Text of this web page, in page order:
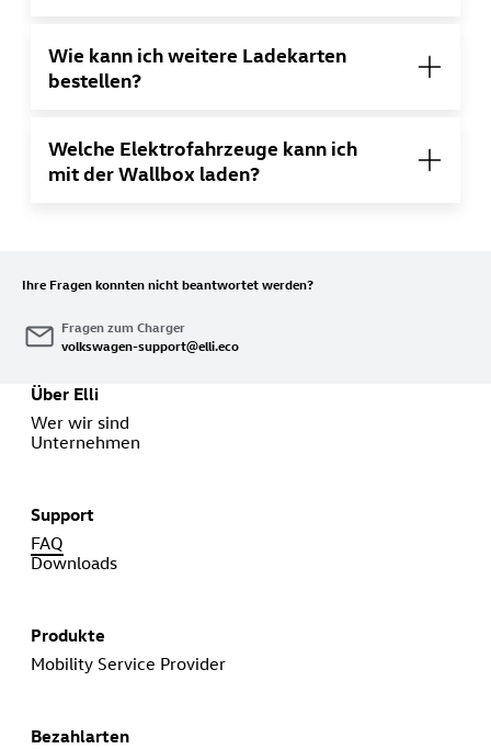
Wie kann ich weitere Ladekarten
bestellen?
Welche Elektrofahrzeuge kann ich
mit der Wallbox laden?
Ihre Fragen konnten nicht beantwortet werden?
Fragen zum Charger
volkswagen-support@elli.eco
Über Elli
Wer wir sind
Unternehmen
Support
FAQ
Downloads
Produkte
Mobility Service Provider
Bezahlarten